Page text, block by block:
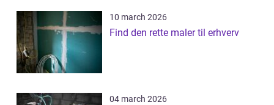
10 march 2026
Find den rette maler til erhverv
04 march 2026